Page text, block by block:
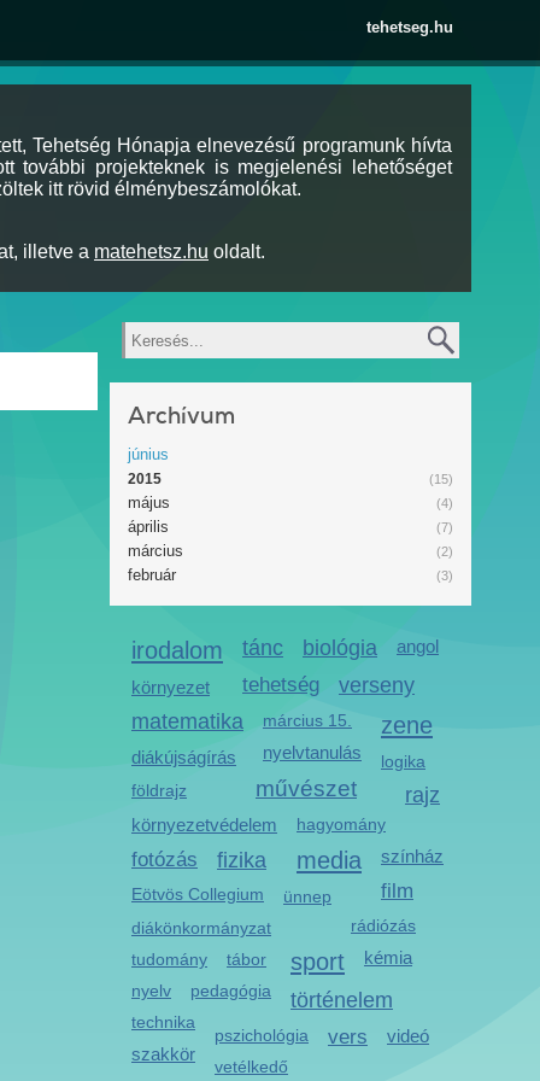
tehetseg.hu
Tehetség Hónapja elnevezésű programunk hívta
további projekteknek is megjelenési lehetőséget
itt rövid élménybeszámolókat.
illetve a matehetsz.hu oldalt.
Keresés
Archívum
június
(15)
2015
(4)
május
(7)
április
(2)
március
(3)
február
irodalom tánc biológia
tehetség
verseny
matematika
környezet
március 15.
nyelvtanulás
zene
angol
diákújságírás logika
művészet
földrajz
környezetvédelem hagyomány
media színház
fotózás
Eötvös Collegium
fizika
rajz
film
ünnep
diákönkormányzat
rádiózás
sport kémia
tudomány
tábor
nyelv
pedagógia történelem
technika
pszichológia vers
videó
szakkör
vetélkedő